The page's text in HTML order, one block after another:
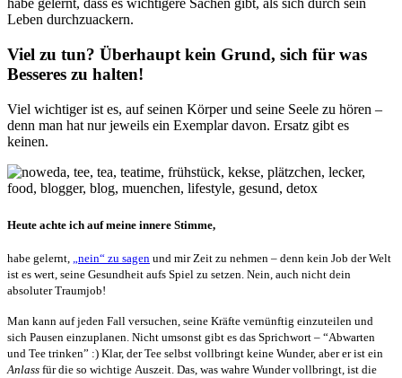
habe gelernt, dass es wichtigere Sachen gibt, als sich durch sein
Leben durchzuackern.
Viel zu tun? Überhaupt kein Grund, sich für was
Besseres zu halten!
Viel wichtiger ist es, auf seinen Körper und seine Seele zu hören –
denn man hat nur jeweils ein Exemplar davon. Ersatz gibt es
keinen.
Heute achte ich auf meine innere Stimme,
habe gelernt, „nein“ zu sagen und mir Zeit zu nehmen – denn kein Job der Welt
ist es wert, seine Gesundheit aufs Spiel zu setzen. Nein, auch nicht dein
absoluter Traumjob!
Man kann auf jeden Fall versuchen, seine Kräfte vernünftig einzuteilen und
sich Pausen einzuplanen. Nicht umsonst gibt es das Sprichwort – “Abwarten
und Tee trinken” :) Klar, der Tee selbst vollbringt keine Wunder, aber er ist ein
Anlass für die so wichtige Auszeit. Das, was wahre Wunder vollbringt, ist die